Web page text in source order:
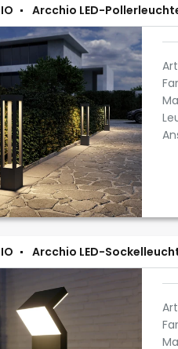
Arcchio LED-
Arcchio LED-